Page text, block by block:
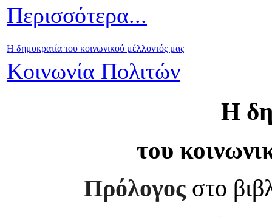
Περισσότερα...
Η δημοκρατία του κοινωνικού μέλλοντός μας
Κοινωνία Πολιτών
Η
του
Πρόλογοςστο